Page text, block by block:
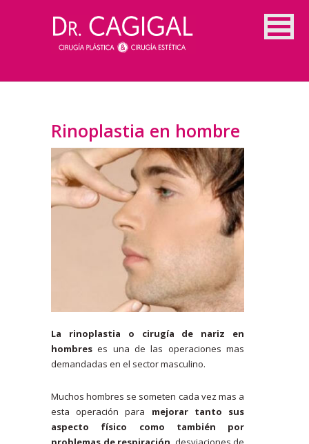
Rinoplastia en hombre
La rinoplastia o cirugía de nariz en
hombres es una de las operaciones mas
demandadas en el sector masculino.
Muchos hombres se someten cada vez mas a
esta operación para mejorar tanto sus
aspecto físico como también por